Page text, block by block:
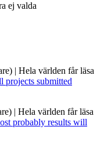
ej valda
| Hela världen får läsa
projects submitted
| Hela världen får läsa
probably results will